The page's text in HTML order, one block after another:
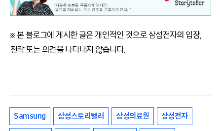
※ 본 블로그에 게시한 글은 개인적인 것으로 삼성전자의 입장,
전략 또는 의견을 나타내지 않습니다.
Samsung 삼성스토리텔러 삼성의료원 삼성전자